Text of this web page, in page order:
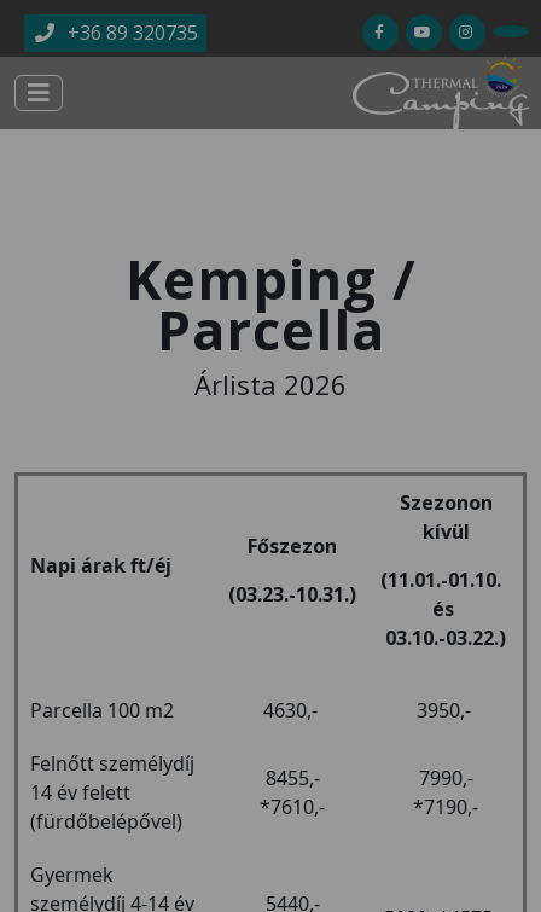
Ugrás a tartalomra
+36 89 320735
Kemping /
Parcella
Árlista 2026
Napi árak ft/éj
Főszezon
(03.23.-10.31.)
Szezonon
kívül
(11.01.-01.10.
és
03.10.-03.22.)
Parcella 100 m2 4630,-
3950,-
Felnőtt személydíj
14 év felett
(fürdőbelépővel)
8455,-
*7610,-
7990,-
*7190,-
Gyermek
személydíj 4-14 év
5440,-